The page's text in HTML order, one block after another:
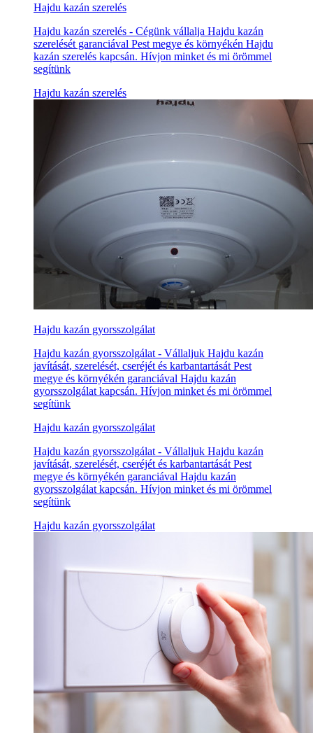
Hajdu kazán szerelés
Hajdu kazán szerelés - Cégünk vállalja Hajdu kazán
szerelését garanciával Pest megye és környékén Hajdu
kazán szerelés kapcsán. Hívjon minket és mi örömmel
segítünk
Hajdu kazán szerelés
Hajdu kazán gyorsszolgálat
Hajdu kazán gyorsszolgálat - Vállaljuk Hajdu kazán
javítását, szerelését, cseréjét és karbantartását Pest
megye és környékén garanciával Hajdu kazán
gyorsszolgálat kapcsán. Hívjon minket és mi örömmel
segítünk
Hajdu kazán gyorsszolgálat
Hajdu kazán gyorsszolgálat - Vállaljuk Hajdu kazán
javítását, szerelését, cseréjét és karbantartását Pest
megye és környékén garanciával Hajdu kazán
gyorsszolgálat kapcsán. Hívjon minket és mi örömmel
segítünk
Hajdu kazán gyorsszolgálat